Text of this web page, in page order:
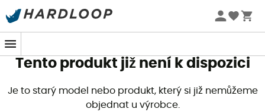
Letní akce 🔥 -5 % EXTRA při nákupu 2 produktů* s kódem
Tento produkt již není k dispozici
Je to starý model nebo produkt, který si již nemůžeme
objednat u výrobce.